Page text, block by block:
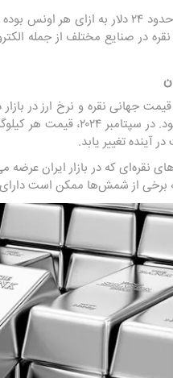
در سپتامبر ۲۰۲۴، قیمت جهانی نقره
نقره در صنایع مختلف از جمله
جهانی نقره و نرخ ارز در
آینده تغییر یابد.
برخی از شمش‌ها ممکن است